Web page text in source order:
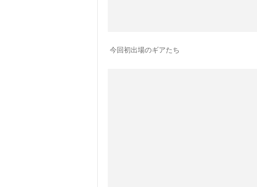
今回初出場のギアたち